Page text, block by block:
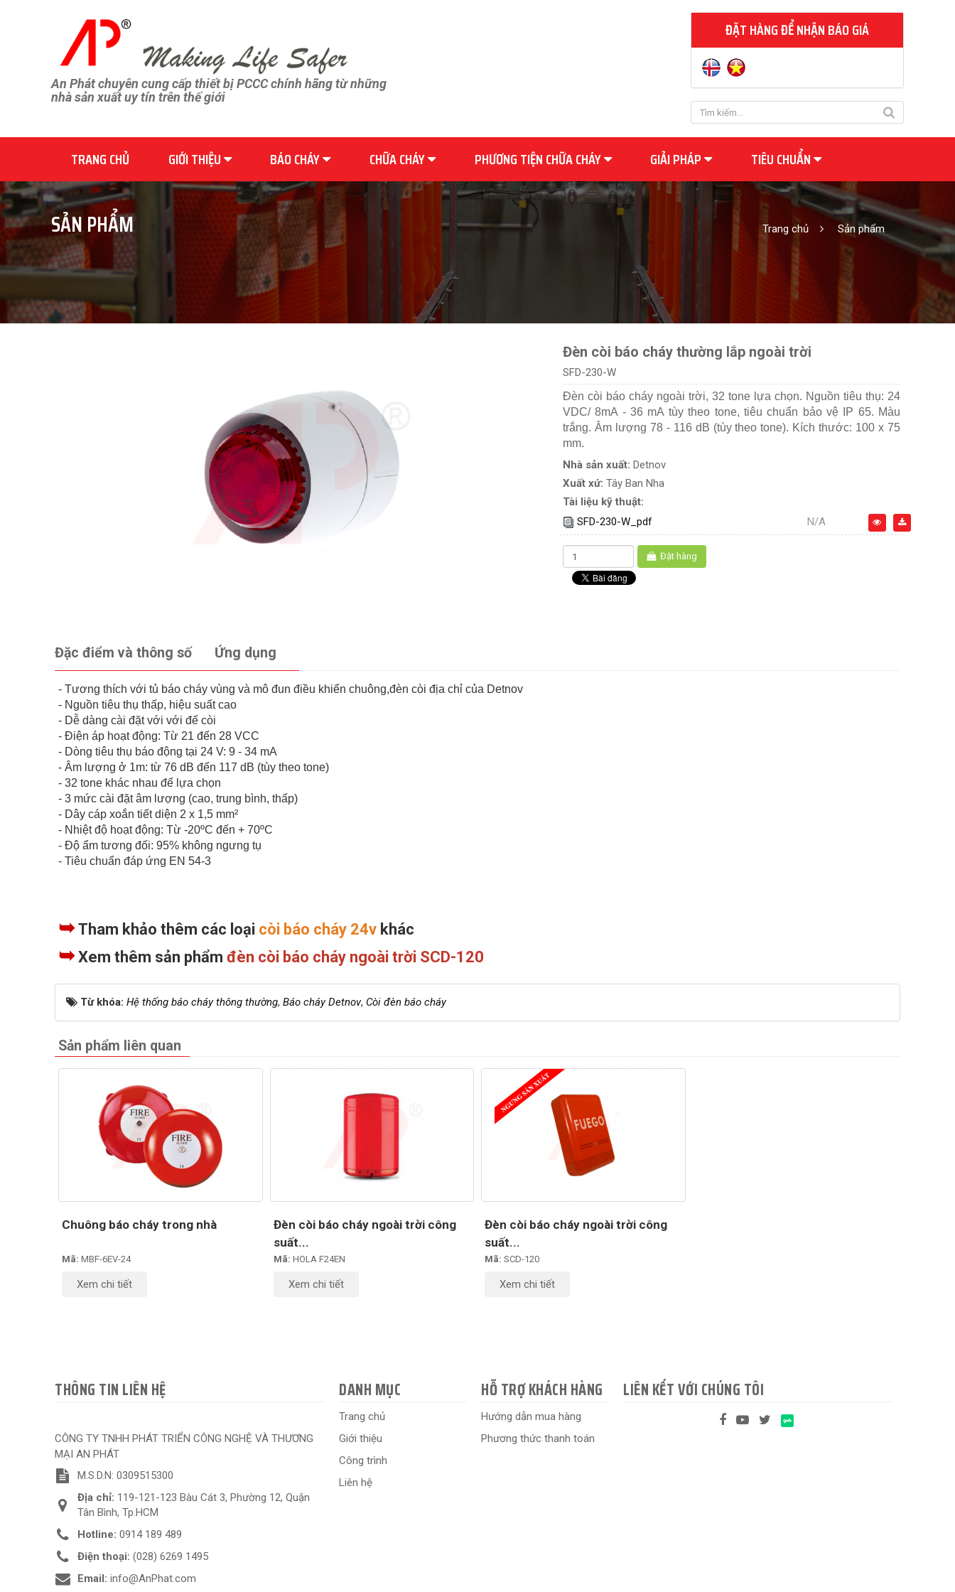
An Phát chuyên cung cấp thiết bị PCCC chính hãng từ những
nhà sản xuất uy tín trên thế giới
ĐẶT HÀNG ĐỂ NHẬN BÁO GIÁ
TRANG CHỦ GIỚI THIỆU BÁO CHÁY CHỮA CHÁY PHƯƠNG TIỆN CHỮA CHÁY GIẢI PHÁP TIÊU CHUẨN
SẢN PHẨM Trang chủ Sản phẩm
Đèn còi báo cháy thường lắp ngoài trời
SFD-230-W
Đèn còi báo cháy ngoài trời, 32 tone lựa chọn. Nguồn tiêu thụ: 24
VDC/ 8mA - 36 mA tùy theo tone, tiêu chuẩn bảo vệ IP 65. Màu
trắng. Âm lượng 78 - 116 dB (tùy theo tone). Kích thước: 100 x 75
mm.
Nhà sản xuất: Detnov
Xuất xứ: Tây Ban Nha
Tài liệu kỹ thuật:
SFD-230-W_pdf
N/A
Đặt hàng
Đặc điểm và thông số Ứng dụng
- Tương thích với tủ báo cháy vùng và mô đun điều khiển chuông,đèn còi địa chỉ của Detnov
- Nguồn tiêu thụ thấp, hiệu suất cao
- Dễ dàng cài đặt với với đế còi
- Điện áp hoạt động: Từ 21 đến 28 VCC
- Dòng tiêu thụ báo động tại 24 V: 9 - 34 mA
- Âm lượng ở 1m: từ 76 dB đến 117 dB (tùy theo tone)
- 32 tone khác nhau để lựa chọn
- 3 mức cài đặt âm lượng (cao, trung bình, thấp)
- Dây cáp xoắn tiết diện 2 x 1,5 mm²
- Nhiệt độ hoạt động: Từ -20ºC đến + 70ºC
- Độ ẩm tương đối: 95% không ngưng tụ
- Tiêu chuẩn đáp ứng EN 54-3
➥Tham khảo thêm các loại còi báo cháy 24v khác
➥Xem thêm sản phẩm đèn còi báo cháy ngoài trời SCD-120
Từ khóa: Hệ thống báo cháy thông thường, Báo cháy Detnov, Còi đèn báo cháy
Sản phẩm liên quan
Chuông báo cháy trong nhà
Mã: MBF-6EV-24
Xem chi tiết
Đèn còi báo cháy ngoài trời công
suất...
Mã: HOLA F24EN
Xem chi tiết
Đèn còi báo cháy ngoài trời công
suất...
Mã: SCD-120
Xem chi tiết
THÔNG TIN LIÊN HỆ
CÔNG TY TNHH PHÁT TRIỂN CÔNG NGHỆ VÀ THƯƠNG
MẠI AN PHÁT
M.S.D.N: 0309515300
Địa chỉ: 119-121-123 Bàu Cát 3, Phường 12, Quận
Tân Bình, Tp.HCM
Hotline: 0914 189 489
Điện thoại: (028) 6269 1495
Email: info@AnPhat.com
DANH MỤC
Trang chủ
Giới thiệu
Công trình
Liên hệ
HỖ TRỢ KHÁCH HÀNG
Hướng dẫn mua hàng
Phương thức thanh toán
LIÊN KẾT VỚI CHÚNG TÔI